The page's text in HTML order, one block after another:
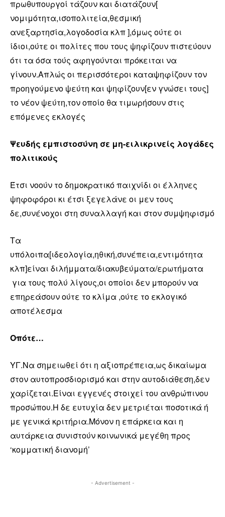
πρωθυπουργοί τάζουν και διατάζουν[
νομιμότητα,ισοπολιτεία,θεσμική
ανεξαρτησία,λογοδοσία κλπ ],όμως ούτε οι
ίδιοι,ούτε οι πολίτες που τους ψηφίζουν πιστεύουν
ότι τα όσα τούς αφηγούνται πρόκειται να
γίνουν.Απλώς οι περισσότεροι καταψηφίζουν τον
προηγούμενο ψεύτη και ψηφίζουν[εν γνώσει τους]
το νέον ψεύτη,τον οποίο θα τιμωρήσουν στις
επόμενες εκλογές
Ψευδής εμπιστοσύνη σε μη-ειλικρινείς λογάδες
πολιτικούς
Έτσι νοούν το δημοκρατικό παιχνίδι οι έλληνες
ψηφοφόροι κι έτσι ξεγελάνε οι μεν τους
δε,συνένοχοι στη συναλλαγή και στον συμψηφισμό
Τα
υπόλοιπα[ιδεολογία,ηθική,συνέπεια,εντιμότητα
κλπ]είναι διλήμματα/διακυβεύματα/ερωτήματα
για τους πολύ λίγους,οι οποίοι δεν μπορούν να
επηρεάσουν ούτε το κλίμα ,ούτε το εκλογικό
αποτέλεσμα
Οπότε…
ΥΓ.Να σημειωθεί ότι η αξιοπρέπεια,ως δικαίωμα
στον αυτοπροσδιορισμό και στην αυτοδιάθεση,δεν
χαρίζεται.Είναι εγγενές στοιχεί του ανθρώπινου
προσώπου.Η δε ευτυχία δεν μετριέται ποσοτικά ή
με γενικά κριτήρια.Μόνον η επάρκεια και η
αυτάρκεια συνιστούν κοινωνικά μεγέθη προς
‘κομματική διανομή’
- Advertisement -